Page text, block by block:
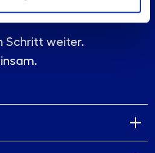
Schritt weiter.